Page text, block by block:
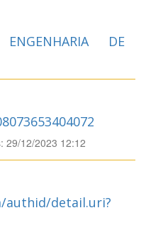
DE
29/12/2023 12:12
authid/detail.uri?